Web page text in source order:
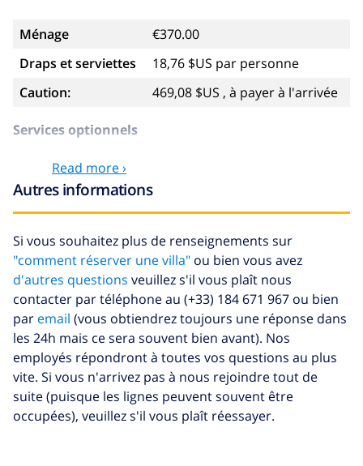
Ménage
€370.00
Draps et serviettes
18,76 $US par personne
Caution:
469,08 $US , à payer à l'arrivée
Services optionnels
Lit bébé
Animaux
58,64 $US
Draps
supplémentaires
17,59 $US par personne
Serviettes
supplémentaires
8,80 $US par personne
Départ tardif
113,75 $US
Nettoyage
supplémentaire
basée sur consommation
énergétique (52,77 $US/HOUR)
Fonds
d'annulation:
4.80% du montant total
Read more ›
Autres informations
Si vous souhaitez plus de renseignements sur
"comment réserver une villa" ou bien vous avez
d'autres questions veuillez s'il vous plaît nous
contacter par téléphone au (+33) 184 671 967 ou bien
par email (vous obtiendrez toujours une réponse dans
les 24h mais ce sera souvent bien avant). Nos
employés répondront à toutes vos questions au plus
vite. Si vous n'arrivez pas à nous rejoindre tout de
suite (puisque les lignes peuvent souvent être
occupées), veuillez s'il vous plaît réessayer.